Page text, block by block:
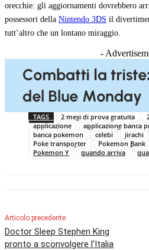
orecchie: gli aggiornamenti dovrebbero
possessori della Nintendo 3DS il
tutt’altro che un lontano miraggio.
-
TAGS 2 mesi di prova gratuita
applicazione
applicazione banca
banca pokemon
celebi jirachi
Poke transporter
Pokemon Bank
Pokemon Y
quando arriva
Articolo precedente
Doctor Sleep Stephen King
pronto a sconvolgere l’Italia